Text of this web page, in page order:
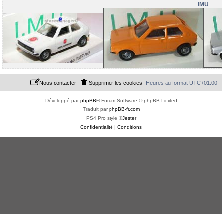
IMU
Heures au format UTC+01:00
Supprimer les cookies
Nous contacter
Développé parphpBB® Forum Software © phpBB Limited
Traduit parphpBB-fr.com
PS4 Pro style ©Jester
Confidentialité | Conditions